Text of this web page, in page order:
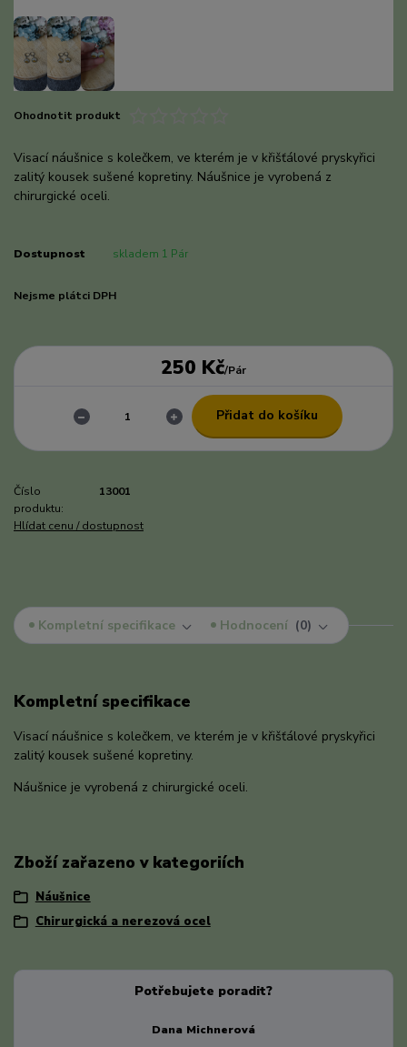
Ohodnotit produkt
Visací náušnice s kolečkem, ve kterém je v křišťálové pryskyřici
zalitý kousek sušené kopretiny. Náušnice je vyrobená z
chirurgické oceli.
Dostupnost skladem 1 Pár
Nejsme plátci DPH
250 Kč/Pár
Přidat do košíku
Číslo
produktu:
13001
Hlídat cenu / dostupnost
Kompletní specifikace Hodnocení 0
Kompletní specifikace
Visací náušnice s kolečkem, ve kterém je v křišťálové pryskyřici
zalitý kousek sušené kopretiny.
Náušnice je vyrobená z chirurgické oceli.
Zboží zařazeno v kategoriích
Náušnice
Chirurgická a nerezová ocel
Potřebujete poradit?
Dana Michnerová